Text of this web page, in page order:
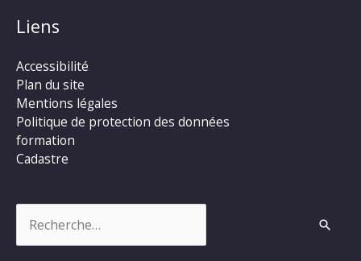
Liens
Accessibilité
Plan du site
Mentions légales
Politique de protection des données
formation
Cadastre